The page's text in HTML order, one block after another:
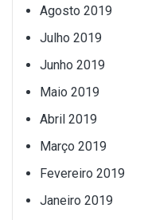
Agosto 2019
Julho 2019
Junho 2019
Maio 2019
Abril 2019
Março 2019
Fevereiro 2019
Janeiro 2019